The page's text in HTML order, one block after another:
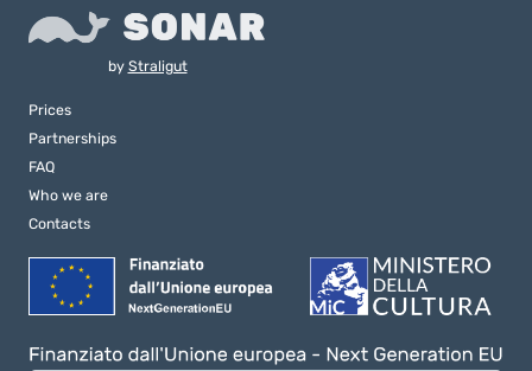
by Straligut
Prices
Partnerships
FAQ
Who we are
Contacts